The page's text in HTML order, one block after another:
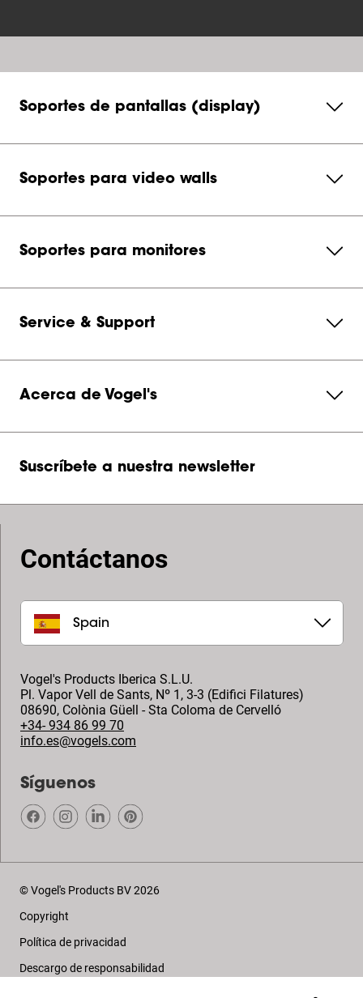
Soportes de pantallas (display)
Soportes para video walls
Soportes para monitores
Service & Support
Acerca de Vogel's
Suscríbete a nuestra newsletter
Contáctanos
Spain
Vogel's Products Iberica S.L.U.
Pl. Vapor Vell de Sants, Nº 1, 3-3 (Edifici Filatures)
08690, Colònia Güell - Sta Coloma de Cervelló
+34- 934 86 99 70
info.es@vogels.com
Síguenos
© Vogel's Products BV2026
Copyright
Política de privacidad
Descargo de responsabilidad